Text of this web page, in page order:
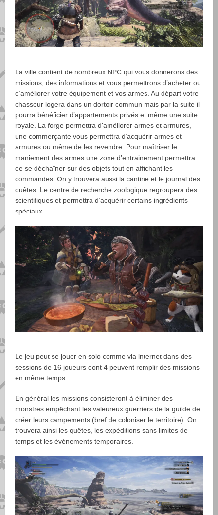
La ville contient de nombreux NPC qui vous donnerons des
missions, des informations et vous permettrons d’acheter ou
d’améliorer votre équipement et vos armes. Au départ votre
chasseur logera dans un dortoir commun mais par la suite il
pourra bénéficier d’appartements privés et même une suite
royale. La forge permettra d’améliorer armes et armures,
une commerçante vous permettra d’acquérir armes et
armures ou même de les revendre. Pour maîtriser le
maniement des armes une zone d’entrainement permettra
de se déchaîner sur des objets tout en affichant les
commandes. On y trouvera aussi la cantine et le journal des
quêtes. Le centre de recherche zoologique regroupera des
scientifiques et permettra d’acquérir certains ingrédients
spéciaux
Le jeu peut se jouer en solo comme via internet dans des
sessions de 16 joueurs dont 4 peuvent remplir des missions
en même temps.
En général les missions consisteront à éliminer des
monstres empêchant les valeureux guerriers de la guilde de
créer leurs campements (bref de coloniser le territoire). On
trouvera ainsi les quêtes, les expéditions sans limites de
temps et les événements temporaires.